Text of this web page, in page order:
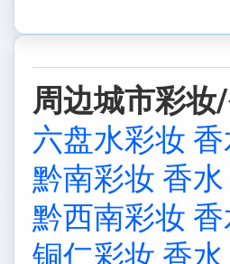
周边城市彩
六盘水彩妆
黔南彩妆 香
黔西南彩妆
铜仁彩妆 香